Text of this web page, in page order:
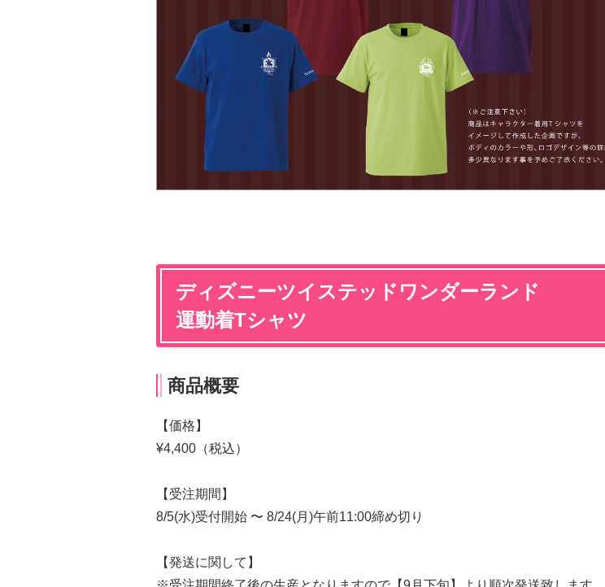
ディズニーツイステッドワンダーランド
運動着Tシャツ
商品概要
【価格】
¥4,400（税込）
【受注期間】
8/5(水)受付開始 〜 8/24(月)午前11:00締め切り
【発送に関して】